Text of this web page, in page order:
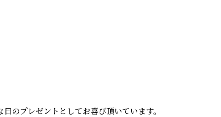
日のプレゼントとしてお喜び頂いています。